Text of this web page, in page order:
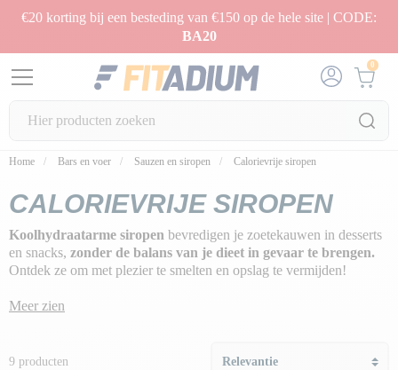
€20 korting bij een besteding van €150 op de hele site | CODE:
BA20
0
Home Bars en voer Sauzen en siropen Calorievrije siropen
CALORIEVRIJE SIROPEN
Koolhydraatarme siropen bevredigen je zoetekauwen in desserts
en snacks, zonder de balans van je dieet in gevaar te brengen.
Ontdek ze om met plezier te smelten en opslag te vermijden!
Meer zien
9 producten